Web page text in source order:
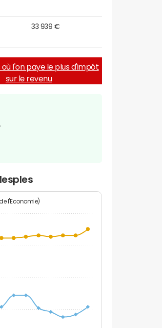
33 939 €
où l'on paye le plus d'impôt
sur le revenu
l'Economie)